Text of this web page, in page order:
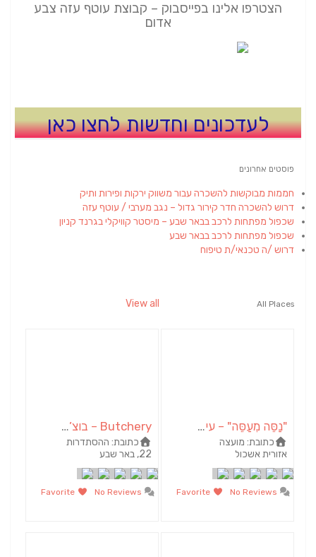
הצטרפו אלינו בפייסבוק – קבוצת עוטף עזה צבע
אדום
לעדכונים וחדשות לחצו כאן
פוסטים אחרונים
חממות מבוקשות להשכרה עבור משווק ירקות ופירות ותיק
דרוש להשכרה חדר קירור גדול – נגב מערבי / עוטף עזה
שכפול מפתחות לרכב בבאר שבע – מיסטר קוויקלי בגרנד קניון
שכפול מפתחות לרכב בבאר שבע
דרוש /ה טכנאי/ת טיפוח
All Places
View all
"נַסֵּה מְעַסֶּה" – עיסוי | מסאז' | טיפולים | אירועים
כתובת:מועצה
אזורית אשכול
No Reviews
Favorite
Butchery – בוצ’רי אחוזת הבשר
כתובת:ההסתדרות
22, באר שבע
No Reviews
Favorite